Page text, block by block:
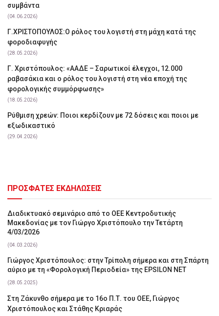
συμβάντα
(04.06.2026)
Γ.ΧΡΙΣΤΟΠΟΥΛΟΣ:Ο ρόλος του λογιστή στη μάχη κατά της
φοροδιαφυγής
(28.05.2026)
Γ. Χριστόπουλος: «ΑΑΔΕ – Σαρωτικοί έλεγχοι, 12.000
ραβασάκια και ο ρόλος του λογιστή στη νέα εποχή της
φορολογικής συμμόρφωσης»
(18.05.2026)
Ρύθμιση χρεών: Ποιοι κερδίζουν με 72 δόσεις και ποιοι με
εξωδικαστικό
(29.04.2026)
ΠΡΟΣΦΑΤΕΣ ΕΚΔΗΛΩΣΕΙΣ
Διαδικτυακό σεμινάριο από το ΟΕΕ Κεντροδυτικής
Μακεδονίας με τον Γιώργο Χριστόπουλο την Τετάρτη
4/03/2026
(04.03.2026)
Γιώργος Χριστόπουλος: στην Τρίπολη σήμερα και στη Σπάρτη
αύριο με τη «Φορολογική Περιοδεία» της EPSILON NET
(28.05.2025)
Στη Ζάκυνθο σήμερα με το 16ο Π.Τ. του ΟΕΕ, Γιώργος
Χριστόπουλος και Στάθης Κριαράς